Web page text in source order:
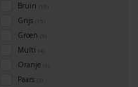
Bruin
Grijs
Groen
Multi
Oranje
Paars